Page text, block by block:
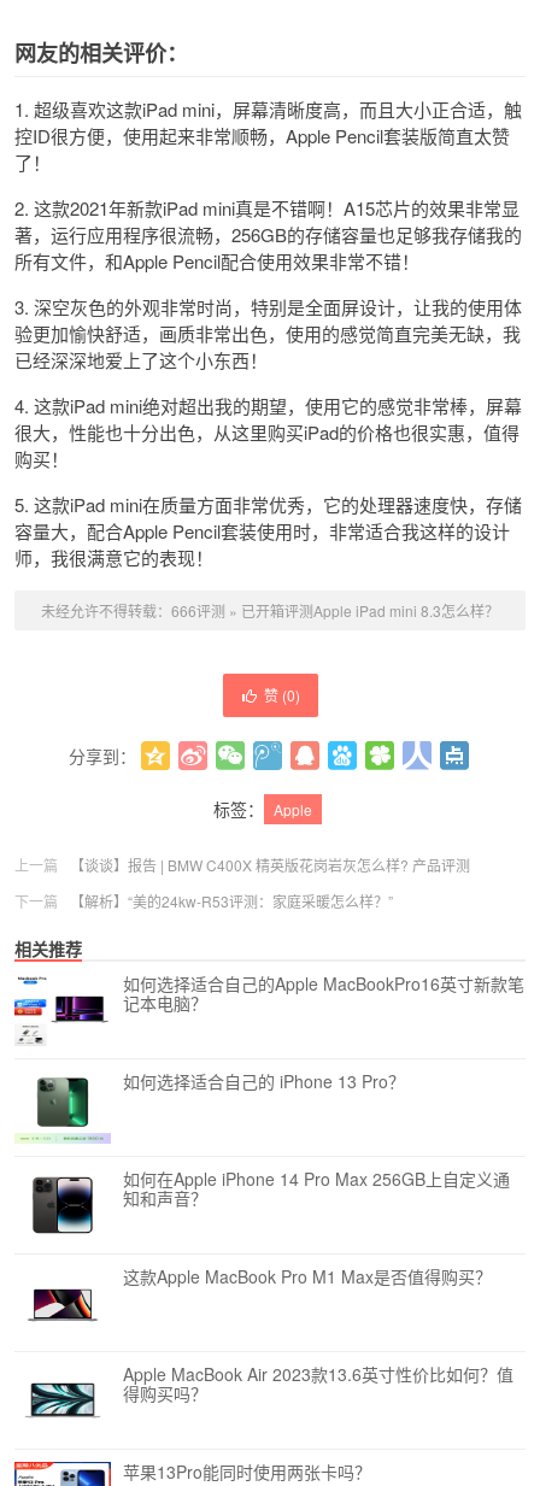
网友的相关评价：
1. 超级喜欢这款iPad mini，屏幕清晰度高，而且大小正合适，触
控ID很方便，使用起来非常顺畅，Apple Pencil套装版简直太赞
了！
2. 这款2021年新款iPad mini真是不错啊！A15芯片的效果非常显
著，运行应用程序很流畅，256GB的存储容量也足够我存储我的
所有文件，和Apple Pencil配合使用效果非常不错！
3. 深空灰色的外观非常时尚，特别是全面屏设计，让我的使用体
验更加愉快舒适，画质非常出色，使用的感觉简直完美无缺，我
已经深深地爱上了这个小东西！
4. 这款iPad mini绝对超出我的期望，使用它的感觉非常棒，屏幕
很大，性能也十分出色，从这里购买iPad的价格也很实惠，值得
购买！
5. 这款iPad mini在质量方面非常优秀，它的处理器速度快，存储
容量大，配合Apple Pencil套装使用时，非常适合我这样的设计
师，我很满意它的表现！
未经允许不得转载： 666评测 » 已开箱评测Apple iPad mini 8.3怎么样？
赞 (0)
分享到：
标签：
Apple
上一篇
【谈谈】报告 | BMW C400X 精英版花岗岩灰怎么样? 产品评测
下一篇
【解析】“美的24kw-R53评测：家庭采暖怎么样？”
相关推荐
如何选择适合自己的Apple MacBookPro16英寸新款笔
记本电脑？
如何选择适合自己的 iPhone 13 Pro？
如何在Apple iPhone 14 Pro Max 256GB上自定义通
知和声音？
这款Apple MacBook Pro M1 Max是否值得购买？
Apple MacBook Air 2023款13.6英寸性价比如何？值
得购买吗？
苹果13Pro能同时使用两张卡吗？